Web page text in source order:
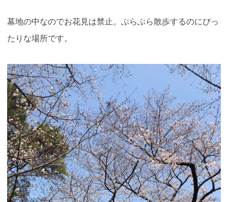
墓地の中なのでお花見は禁止。ぶらぶら散歩するのにぴっ
たりな場所です。